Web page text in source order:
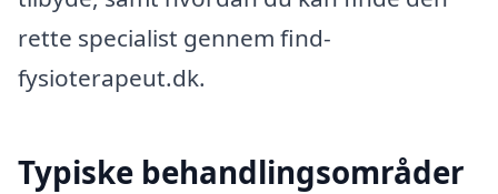
rette specialist gennem find-
fysioterapeut.dk.
Typiske behandlingsområder